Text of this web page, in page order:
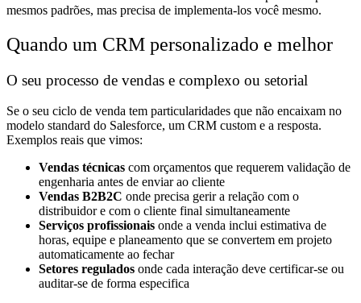
mesmos padrões, mas precisa de implementa-los você mesmo.
Quando um CRM personalizado e melhor
O seu processo de vendas e complexo ou setorial
Se o seu ciclo de venda tem particularidades que não encaixam no
modelo standard do Salesforce, um CRM custom e a resposta.
Exemplos reais que vimos:
Vendas técnicas com orçamentos que requerem validação de
engenharia antes de enviar ao cliente
Vendas B2B2C onde precisa gerir a relação com o
distribuidor e com o cliente final simultaneamente
Serviços profissionais onde a venda inclui estimativa de
horas, equipe e planeamento que se convertem em projeto
automaticamente ao fechar
Setores regulados onde cada interação deve certificar-se ou
auditar-se de forma especifica